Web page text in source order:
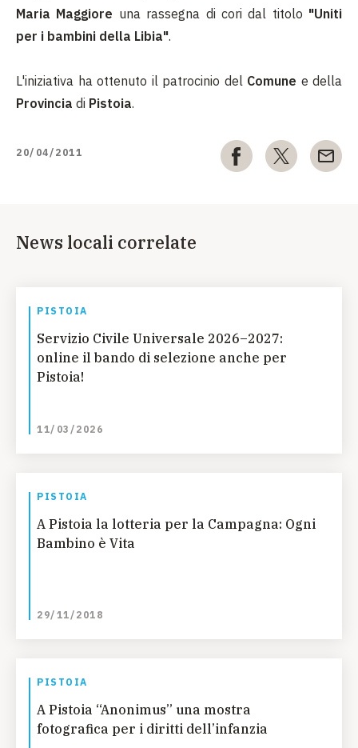
Maria Maggiore una rassegna di cori dal titolo "Uniti
per i bambini della Libia".
L'iniziativa ha ottenuto il patrocinio del Comune e della
Provincia di Pistoia.
20/04/2011
News locali correlate
PISTOIA
Servizio Civile Universale 2026–2027:
online il bando di selezione anche per
Pistoia!
11/03/2026
PISTOIA
A Pistoia la lotteria per la Campagna: Ogni
Bambino è Vita
29/11/2018
PISTOIA
A Pistoia “Anonimus” una mostra
fotografica per i diritti dell’infanzia